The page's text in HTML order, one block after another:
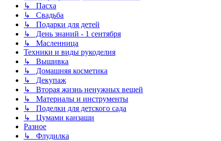
↳ Пасха
↳ Свадьба
↳ Подарки для детей
↳ День знаний - 1 сентября
↳ Масленница
Техники и виды рукоделия
↳ Вышивка
↳ Домашняя косметика
↳ Декупаж
↳ Вторая жизнь ненужных вещей
↳ Материалы и инструменты
↳ Поделки для детского сада
↳ Цумами канзаши
Разное
↳ Флудилка